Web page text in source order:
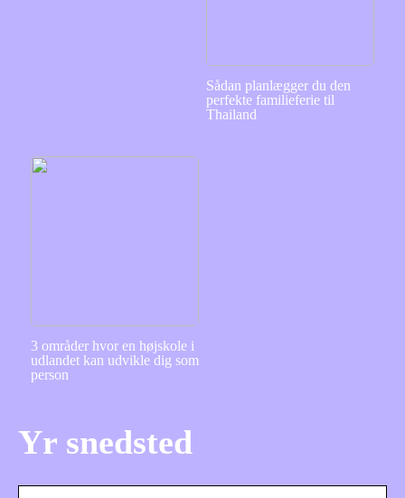
Sådan planlægger du den
perfekte familieferie til
Thailand
3 områder hvor en højskole i
udlandet kan udvikle dig som
person
Yr snedsted